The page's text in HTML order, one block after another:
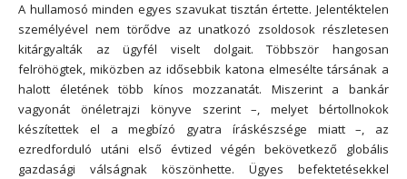
A hullamosó minden egyes szavukat tisztán értette. Jelentéktelen
személyével nem törődve az unatkozó zsoldosok részletesen
kitárgyalták az ügyfél viselt dolgait. Többször hangosan
felröhögtek, miközben az idősebbik katona elmesélte társának a
halott életének több kínos mozzanatát. Miszerint a bankár
vagyonát önéletrajzi könyve szerint –, melyet bértollnokok
készítettek el a megbízó gyatra íráskészsége miatt –, az
ezredforduló utáni első évtized végén bekövetkező globális
gazdasági válságnak köszönhette. Ügyes befektetésekkel